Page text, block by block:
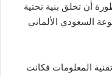
أن تخلق بنية تحتية
السعودي الألماني
المعلومات فكانت